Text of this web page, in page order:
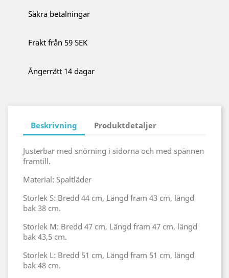
Säkra betalningar
Frakt från 59 SEK
Ångerrätt 14 dagar
Beskrivning Produktdetaljer
Justerbar med snörning i sidorna och med spännen
framtill.
Material: Spaltläder
Storlek S: Bredd 44 cm, Längd fram 43 cm, längd
bak 38 cm.
Storlek M: Bredd 47 cm, Längd fram 47 cm, längd
bak 43,5 cm.
Storlek L: Bredd 51 cm, Längd fram 51 cm, längd
bak 48 cm.